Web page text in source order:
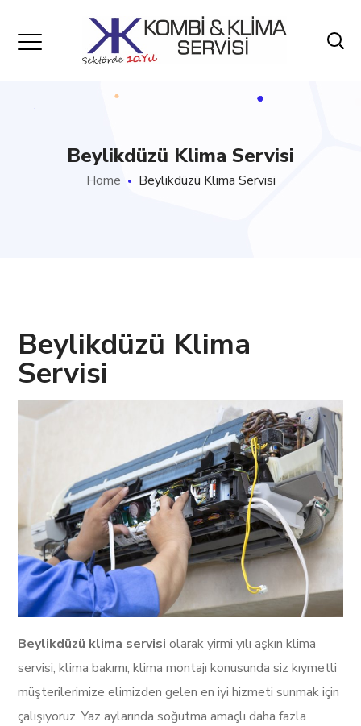
Beylikdüzü Klima Servisi
Home Beylikdüzü Klima Servisi
Beylikdüzü Klima
Servisi
Beylikdüzü klima servisi olarak yirmi yılı aşkın klima
servisi, klima bakımı, klima montajı konusunda siz kıymetli
müşterilerimize elimizden gelen en iyi hizmeti sunmak için
çalışıyoruz. Yaz aylarında soğutma amaçlı daha fazla